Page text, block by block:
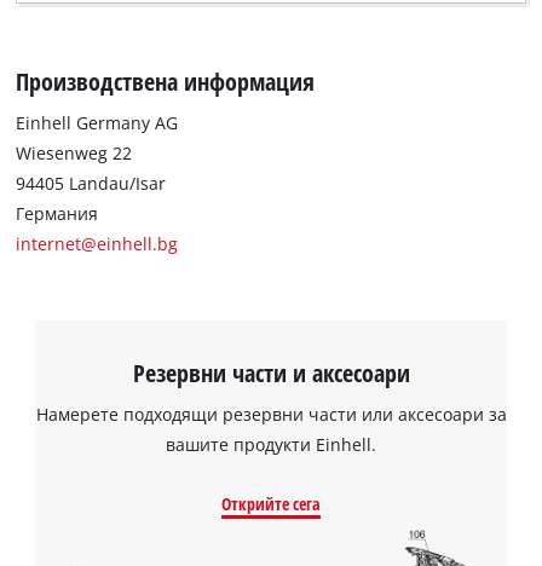
to trackers that are not disclosed to the
visitor. The website owner needs to setup
the site with their CMP to add this content
to the list of technologies used.
Management Platform
Производствена информация
Einhell Germany AG
Wiesenweg 22
94405 Landau/Isar
Германия
internet@einhell.bg
Резервни части и аксесоари
Намерете подходящи резервни части или аксесоари за
вашите продукти Einhell.
Открийте сега